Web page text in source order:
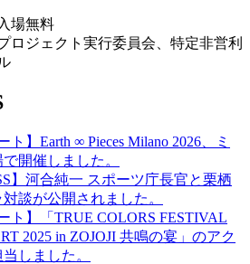
場無料
ロジェクト実行委員会、特定非営利
ト】Earth ∞ Pieces Milano 2026、ミ
開催しました。
】河合純一 スポーツ庁長官と栗栖
談が公開されました。
ト】「TRUE COLORS FESTIVAL
2025 in ZOJOJI 共鳴の宴」のアク
しました。